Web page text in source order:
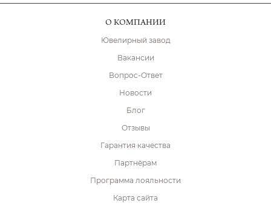
О КОМПАНИИ
Ювелирный завод
Вакансии
Вопрос-Ответ
Новости
Блог
Отзывы
Гарантия качества
Партнёрам
Программа лояльности
Карта сайта